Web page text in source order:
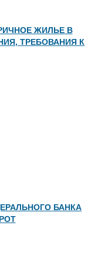
ЖИЛЬЕ В
ТРЕБОВАНИЯ К
БАНКА